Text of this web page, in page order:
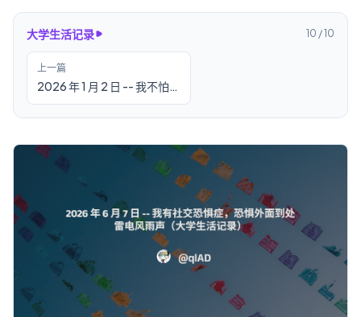
大学生活记录 10 /10
上一篇
2026 年 1 月 2 日 -- 我不怕
冷，因为我内心炽热
【2025 年度总结】（大学